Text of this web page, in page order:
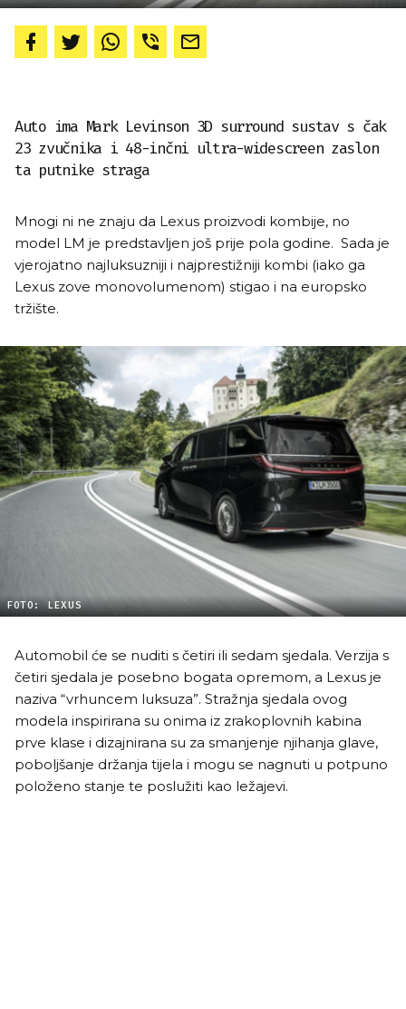
Auto ima Mark Levinson 3D surround sustav s čak
23 zvučnika i 48-inčni ultra-widescreen zaslon
ta putnike straga
Mnogi ni ne znaju da Lexus proizvodi kombije, no
model LM je predstavljen još prije pola godine. Sada je
vjerojatno najluksuzniji i najprestižniji kombi (iako ga
Lexus zove monovolumenom) stigao i na europsko
tržište.
FOTO: LEXUS
Automobil će se nuditi s četiri ili sedam sjedala. Verzija s
četiri sjedala je posebno bogata opremom, a Lexus je
naziva “vrhuncem luksuza”. Stražnja sjedala ovog
modela inspirirana su onima iz zrakoplovnih kabina
prve klase i dizajnirana su za smanjenje njihanja glave,
poboljšanje držanja tijela i mogu se nagnuti u potpuno
položeno stanje te poslužiti kao ležajevi.